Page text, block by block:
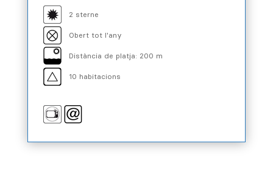
2 sterne
Obert tot l'any
Distància de platja: 200 m
10 habitacions